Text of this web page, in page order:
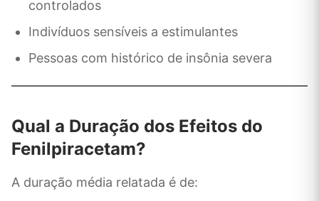
controlados
Indivíduos sensíveis a estimulantes
Pessoas com histórico de insônia severa
Qual a Duração dos Efeitos do
Fenilpiracetam?
A duração média relatada é de: